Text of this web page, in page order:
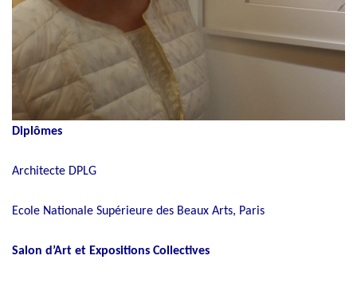
Diplômes
Architecte DPLG
Ecole Nationale Supérieure des Beaux Arts, Paris
Salon d’Art et Expositions Collectives